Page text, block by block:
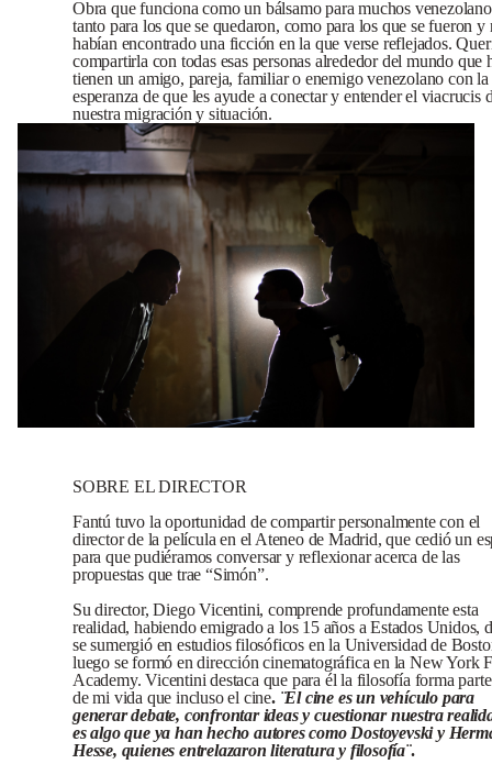
Obra que funciona como un bálsamo para muchos
tanto para los que se quedaron, como para los que se fueron y
habían encontrado una ficción en la que verse reflejados.
compartirla con todas esas personas alrededor del mundo que
tienen un amigo, pareja, familiar o enemigo venezolano con la
esperanza de que les ayude a conectar y entender el viacrucis
nuestra migración y situación.
SOBRE EL DIRECTOR
Fantú tuvo la oportunidad de compartir personalmente con el
director de la película en el Ateneo de Madrid, que cedió un
para que pudiéramos conversar y reflexionar acerca de las
propuestas que trae “Simón”.
Su director, Diego Vicentini, comprende profundamente esta
realidad, habiendo emigrado a los 15 años a Estados Unidos,
se sumergió en estudios filosóficos en la Universidad de
luego se formó en dirección cinematográfica en la New York
Academy. Vicentini destaca que para él la filosofía forma
de mi vida que incluso el cine. ¨El cine es un vehículo para
generar debate, confrontar ideas y cuestionar nuestra
es algo que ya han hecho autores como Dostoyevski y
Hesse, quienes entrelazaron literatura y filosofía¨.